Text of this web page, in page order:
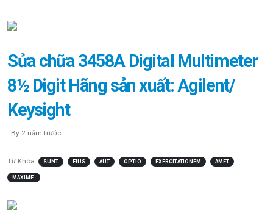
Sửa chữa 3458A Digital Multimeter
8½ Digit Hãng sản xuất: Agilent/
Keysight
By 2 năm trước
Từ Khóa: SUNT EIUS AUT OPTIO EXERCITATIONEM AMET
MAXIME.